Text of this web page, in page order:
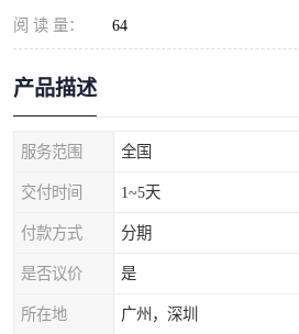
阅 读 量： 64
产品描述
服务范围 全国
交付时间 1~5天
付款方式 分期
是否议价 是
所在地 广州，深圳